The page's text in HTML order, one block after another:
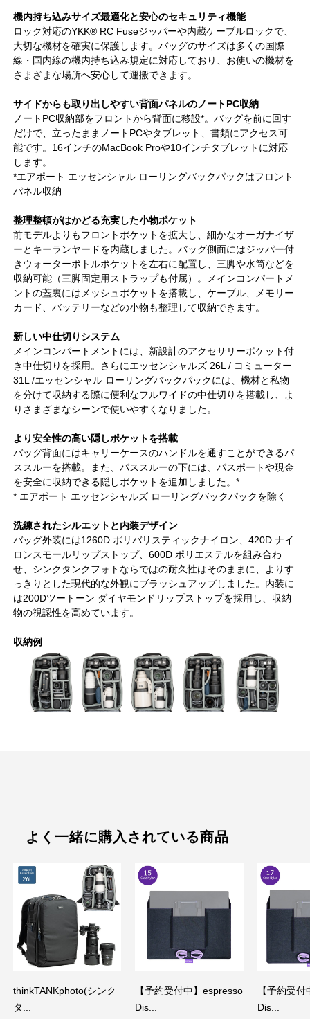
機内持ち込みサイズ最適化と安心のセキュリティ機能
ロック対応のYKK® RC Fuseジッパーや内蔵ケーブルロックで、
大切な機材を確実に保護します。バッグのサイズは多くの国際
線・国内線の機内持ち込み規定に対応しており、お使いの機材を
さまざまな場所へ安心して運搬できます。
サイドからも取り出しやすい背面パネルのノートPC収納
ノートPC収納部をフロントから背面に移設*。バッグを前に回す
だけで、立ったままノートPCやタブレット、書類にアクセス可
能です。16インチのMacBook Proや10インチタブレットに対応
します。
*エアポート エッセンシャル ローリングバックパックはフロント
パネル収納
整理整頓がはかどる充実した小物ポケット
前モデルよりもフロントポケットを拡大し、細かなオーガナイザ
ーとキーランヤードを内蔵しました。バッグ側面にはジッパー付
きウォーターボトルポケットを左右に配置し、三脚や水筒などを
収納可能（三脚固定用ストラップも付属）。メインコンパートメ
ントの蓋裏にはメッシュポケットを搭載し、ケーブル、メモリー
カード、バッテリーなどの小物も整理して収納できます。
新しい中仕切りシステム
メインコンパートメントには、新設計のアクセサリーポケット付
き中仕切りを採用。さらにエッセンシャルズ 26L / コミューター
31L /エッセンシャル ローリングバックパックには、機材と私物
を分けて収納する際に便利なフルワイドの中仕切りを搭載し、よ
りさまざまなシーンで使いやすくなりました。
より安全性の高い隠しポケットを搭載
バッグ背面にはキャリーケースのハンドルを通すことができるパ
ススルーを搭載。また、パススルーの下には、パスポートや現金
を安全に収納できる隠しポケットを追加しました。*
* エアポート エッセンシャルズ ローリングバックパックを除く
洗練されたシルエットと内装デザイン
バッグ外装には1260D ポリバリスティックナイロン、420D ナイ
ロンスモールリップストップ、600D ポリエステルを組み合わ
せ、シンクタンクフォトならではの耐久性はそのままに、よりす
っきりとした現代的な外観にブラッシュアップしました。内装に
は200Dツートーン ダイヤモンドリップストップを採用し、収納
物の視認性を高めています。
収納例
よく一緒に購入されている商品
thinkTANKphoto(シンク
タ...
【予約受付中】espresso
Dis...
【予約受
Dis...